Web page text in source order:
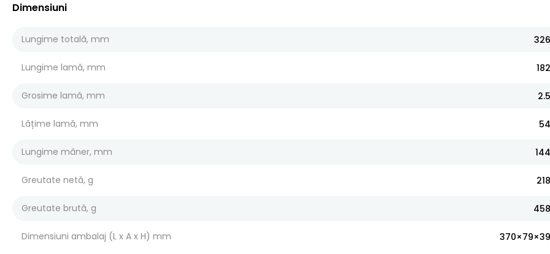
Dimensiuni
Lungime totală, mm 326
Lungime lamă, mm 182
Grosime lamă, mm 2.5
Lățime lamă, mm 54
Lungime mâner, mm 144
Greutate netă, g 218
Greutate brută, g 458
Dimensiuni ambalaj (L x A x H) mm 370×79×39